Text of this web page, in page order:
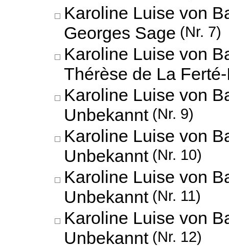
Karoline Luise von
Georges Sage (Nr. 7)
Karoline Luise von
Thérèse de La
Karoline Luise von
Unbekannt (Nr. 9)
Karoline Luise von
Unbekannt (Nr. 10)
Karoline Luise von
Unbekannt (Nr. 11)
Karoline Luise von
Unbekannt (Nr. 12)